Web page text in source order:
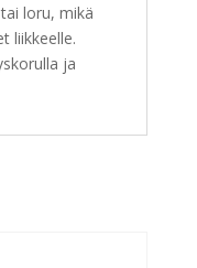
loru, mikä
liikkeelle.
ja